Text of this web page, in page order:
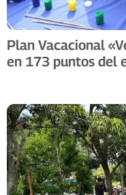
Plan Vacacional
en 173 puntos del